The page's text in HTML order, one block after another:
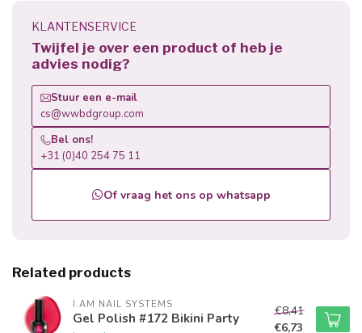
KLANTENSERVICE
Twijfel je over een product of heb je
advies nodig?
Stuur een e-mail
cs@wwbdgroup.com
Bel ons!
+31 (0)40 254 75 11
Of vraag het ons op whatsapp
Related products
I.AM NAIL SYSTEMS
Gel Polish #172 Bikini Party
€8,41
€6,73